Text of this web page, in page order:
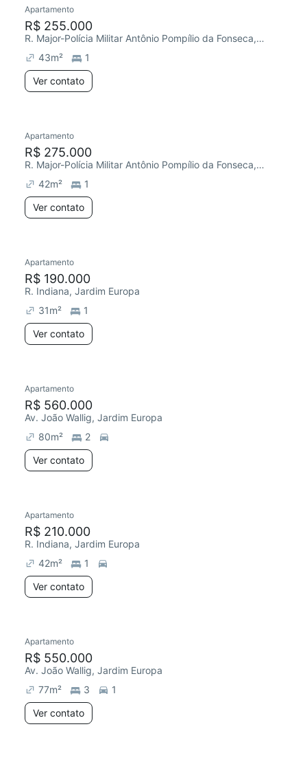
Apartamento
R$ 255.000
R. Major-Polícia Militar Antônio Pompílio da Fonseca, Jardim Europa
43m²
1
Ver contato
Apartamento
R$ 275.000
R. Major-Polícia Militar Antônio Pompílio da Fonseca, Jardim Europa
42m²
1
Ver contato
Apartamento
R$ 190.000
R. Indiana, Jardim Europa
31m²
1
Ver contato
Apartamento
R$ 560.000
Av. João Wallig, Jardim Europa
80m²
2
Ver contato
Apartamento
R$ 210.000
R. Indiana, Jardim Europa
42m²
1
Ver contato
Apartamento
R$ 550.000
Av. João Wallig, Jardim Europa
77m² 3
1
Ver contato